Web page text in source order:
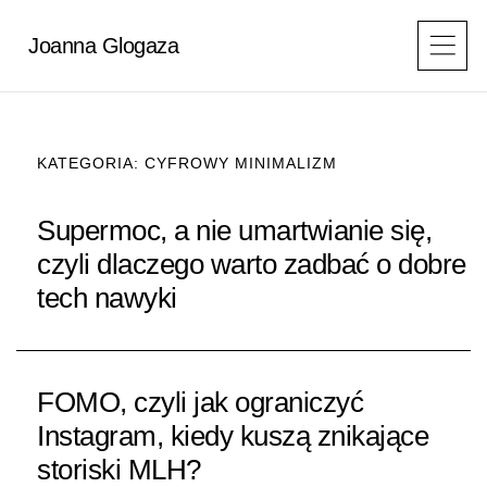
Joanna Glogaza
KATEGORIA: CYFROWY MINIMALIZM
Supermoc, a nie umartwianie się,
czyli dlaczego warto zadbać o dobre
tech nawyki
FOMO, czyli jak ograniczyć
Instagram, kiedy kuszą znikające
storiski MLH?